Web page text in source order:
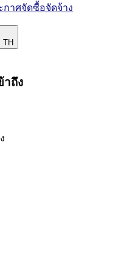
กาศจัดซื้อจัดจ้าง
TH
าถึง